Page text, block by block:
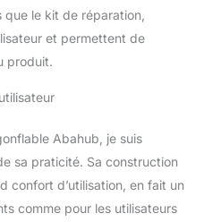
en 4 parties est
également facile à utiliser.
Une excellente
manœuvrabilité et une
vous permettre de
【Pourquoi choisir
ABAHUB】 Ce kayak
avec des matériaux de
haute qualité et est livré
que le kit de réparation,
et permettent de
produit.
Abahub, je suis
sa praticité. Sa construction
confort d’utilisation, en fait un
comme pour les utilisateurs